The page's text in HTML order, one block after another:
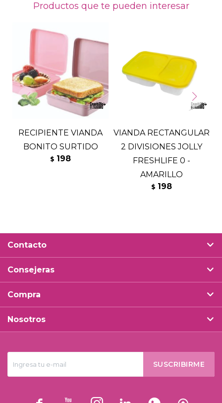
Productos que te pueden interesar
RECIPIENTE VIANDA
BONITO SURTIDO
$ 198
VIANDA RECTANGULAR
2 DIVISIONES JOLLY
FRESHLIFE 0 -
AMARILLO
$ 198
SUSCRIBIRME
Contacto
Consejeras
Compra
Nosotros